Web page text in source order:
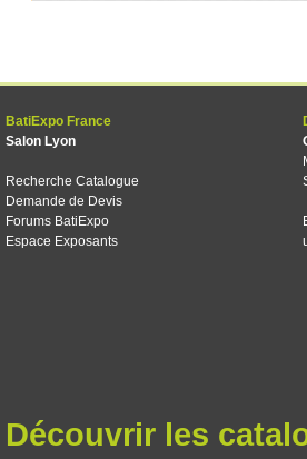
BatiExpo France
Salon Lyon
Recherche Catalogue
Demande de Devis
Forums BatiExpo
Espace Exposants
Découvrir les